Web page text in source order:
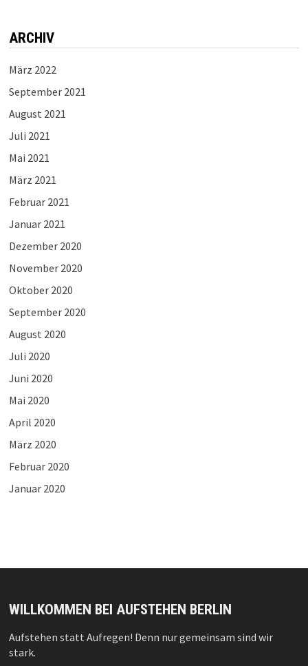
ARCHIV
März 2022
September 2021
August 2021
Juli 2021
Mai 2021
März 2021
Februar 2021
Januar 2021
Dezember 2020
November 2020
Oktober 2020
September 2020
August 2020
Juli 2020
Juni 2020
Mai 2020
April 2020
März 2020
Februar 2020
Januar 2020
WILLKOMMEN BEI AUFSTEHEN BERLIN
Aufstehen statt Aufregen! Denn nur gemeinsam sind wir
stark.